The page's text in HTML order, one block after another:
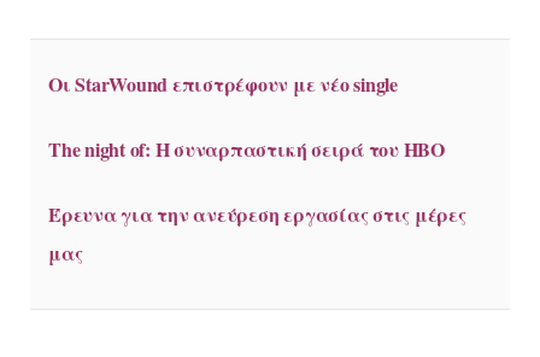
Οι StarWound επιστρέφουν με νέο single
The night of: Η συναρπαστική σειρά του HBO
Έρευνα για την ανεύρεση εργασίας στις μέρες
μας